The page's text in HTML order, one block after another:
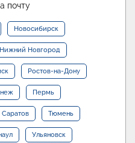
почту
Новосибирск
Нижний Новгород
Ростов-на-Дону
Пермь
Саратов Тюмень
Ульяновск